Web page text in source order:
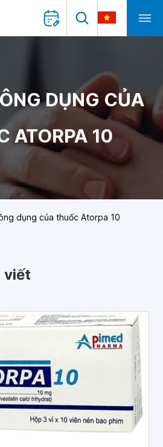
DỤNG CỦA
ATORPA 10
dụng của thuốc Atorpa 10
viết